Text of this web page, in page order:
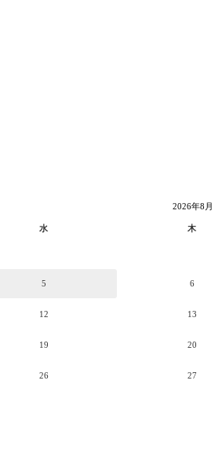
2026年8月
水 木
5 6
12 13
19 20
26 27